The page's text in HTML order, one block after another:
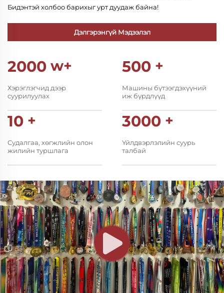
Бидэнтэй холбоо барихыг урт дуудаж байна!
Дэлгэрэнгүй Мэдээлэл
2000 w+
Хэрэглэгчид дээр
суурилуулах
500 +
Машины бүтээгдэхүүний
иж бүрдлүүд
10 +
Судалгаа, хөгжлийн олон
жилийн туршлага
3000 +
Үйлдвэрлэлийн суурь
талбай